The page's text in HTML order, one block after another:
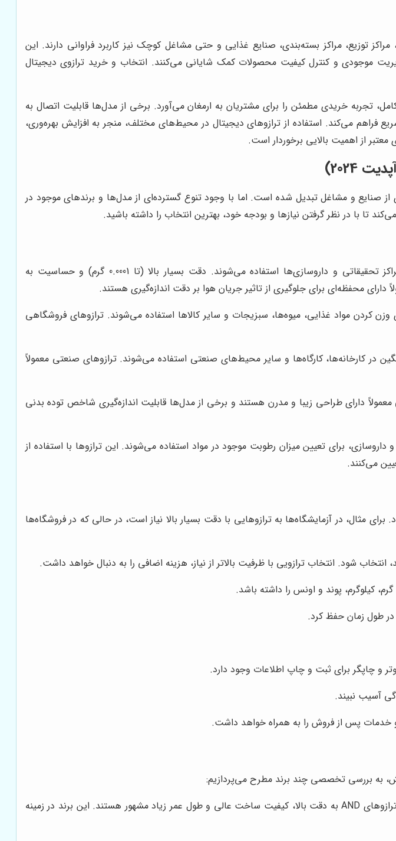
توزیع، مراکز بسته‌بندی، صنایع غذایی و حتی مشاغل کوچک نیز کاربرد فراوانی دارند. این
موجودی و کنترل کیفیت محصولات کمک شایانی می‌کنند. انتخاب و خرید ترازوی دیجیتال
تجربه خریدی مطمئن را برای مشتریان به ارمغان می‌آورد. برخی از مدل‌ها قابلیت اتصال به
فراهم می‌کند. استفاده از ترازوهای دیجیتال در محیط‌های مختلف، منجر به افزایش بهره‌وری،
از اهمیت بالایی برخوردار است.
صنایع و مشاغل تبدیل شده است. اما با وجود تنوع گسترده‌ای از مدل‌ها و برندهای موجود در
تا با در نظر گرفتن نیازها و بودجه خود، بهترین انتخاب را داشته باشید.
این نوع ترازوها برای اندازه‌گیری دقیق وزن مواد در آزمایشگاه‌ها، مراکز تحقیقاتی و داروسازی‌ها استفاده می‌شوند. دقت بسیار بالا (تا 0.0001 گرم) و حساسیت به
محفظه‌ای برای جلوگیری از تاثیر جریان هوا بر دقت اندازه‌گیری هستند.
وزن کردن مواد غذایی، میوه‌ها، سبزیجات و سایر کالاها استفاده می‌شوند. ترازوهای فروشگاهی
در کارخانه‌ها، کارگاه‌ها و سایر محیط‌های صنعتی استفاده می‌شوند. ترازوهای صنعتی معمولاً
معمولاً دارای طراحی زیبا و مدرن هستند و برخی از مدل‌ها قابلیت اندازه‌گیری شاخص توده بدنی
برای تعیین میزان رطوبت موجود در مواد استفاده می‌شوند. این ترازوها با استفاده از
می‌کنند.
مثال، در آزمایشگاه‌ها به ترازوهایی با دقت بسیار بالا نیاز است، در حالی که در فروشگاه‌ها
شود. انتخاب ترازویی با ظرفیت بالاتر از نیاز، هزینه اضافی را به دنبال خواهد داشت.
کیلوگرم، پوند و اونس را داشته باشد.
در طول زمان حفظ کرد.
و چاپگر برای ثبت و چاپ اطلاعات وجود دارد.
آسیب نبیند.
و خدمات پس از فروش را به همراه خواهد داشت.
به بررسی تخصصی چند برند مطرح می‌پردازیم:
این برند ژاپنی، یکی از معتبرترین تولیدکنندگان ترازوی دیجیتال در جهان است. ترازوهای AND به دقت بالا، کیفیت ساخت عالی و طول عمر زیاد مشهور هستند. این برند در زمینه